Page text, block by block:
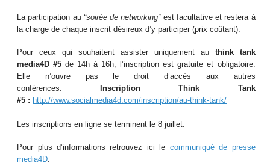
La participation au “soirée de networking”est facultative et restera à
la charge de chaque inscrit désireux d’y participer (prix coûtant).
Pour ceux qui souhaitent assister uniquement au think tank
media4D #5de 14h à 16h, l’inscription est gratuite et obligatoire.
Elle n’ouvre pas le droit d’accès aux autres
conférences.
Inscription Think Tank
#5 : http://www.socialmedia4d.com/inscription/au-think-tank/
Les inscriptions en ligne se terminent le 8 juillet.
Pour plus d’informations retrouvez ici le communiqué de presse
media4D.